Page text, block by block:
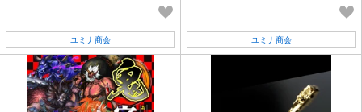
ユミナ商会 ユミナ商会